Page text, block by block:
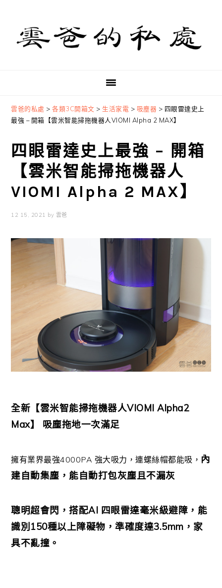
primary
navigation
content
primary
sidebar
雲爸的私處 >各類3C開箱文 > 生活家電 > 吸塵器 > 四眼雷達史上
最強 – 開箱【雲米智能掃拖機器人VIOMI Alpha 2 MAX】
四眼雷達史上最強 – 開箱
【雲米智能掃拖機器人
VIOMI Alpha 2 MAX】
12 15, 2021 by 雲爸
全新【雲米智能掃拖機器人VIOMI Alpha2
Max】 吸塵拖地一次滿足
擁有業界最強4000PA 強大吸力，連螺絲帽都能吸， 內
建自動集塵，能自動打包灰塵且不漏灰
聰明超會閃，搭配AI 四眼雷達毫米級避障，能
識別150種以上障礙物，準確度達3.5mm，家
具不亂撞。